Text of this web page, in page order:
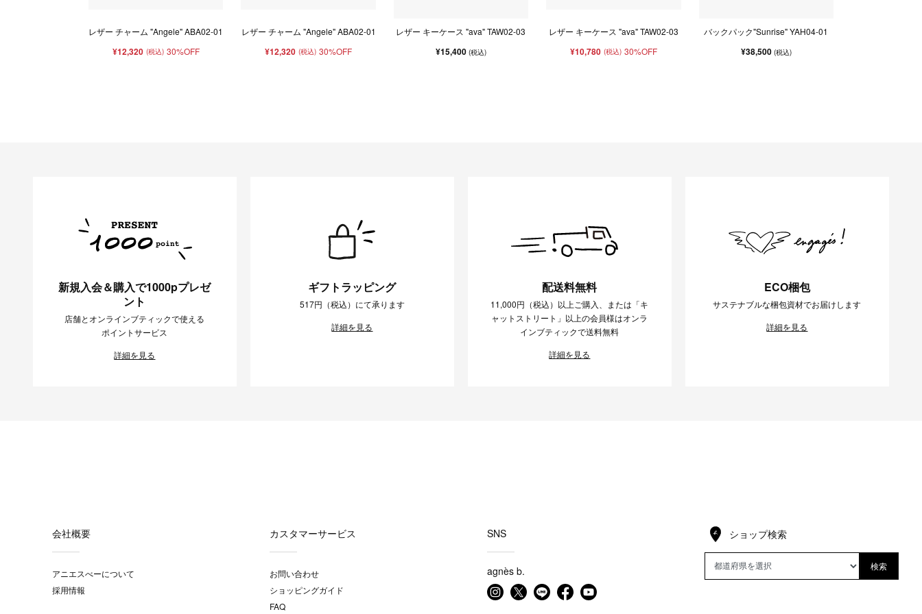
レザー チャーム "Angele" ABA02-01
¥12,320 (税込) 30%OFF
レザー チャーム "Angele" ABA02-01
¥12,320 (税込) 30%OFF
レザー キーケース "ava" TAW02-03
¥15,400 (税込)
レザー キーケース "ava" TAW02-03
¥10,780 (税込) 30%OFF
バックパック"Sunrise" YAH04-01
¥38,500 (税込)
新規入会＆購入で1000pプレゼ
ント
店舗とオンラインブティックで使える
ポイントサービス
詳細を見る
ギフトラッピング
517円（税込）にて承ります
詳細を見る
配送料無料
11,000円（税込）以上ご購入、または「キ
ャットストリート」以上の会員様はオンラ
インブティックで送料無料
詳細を見る
ECO梱包
サステナブルな梱包資材でお届けします
詳細を見る
会社概要
アニエスべーについて
採用情報
カスタマーサービス
お問い合わせ
ショッピングガイド
FAQ
SNS
agnès b.
ショップ検索
検索